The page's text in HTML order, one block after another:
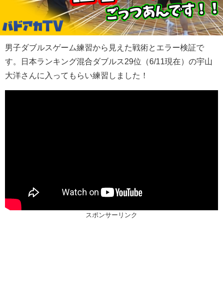
男子ダブルスゲーム練習から見えた戦術とエラー検証で
す。日本ランキング混合ダブルス29位（6/11現在）の宇山
大洋さんに入ってもらい練習しました！
スポンサーリンク